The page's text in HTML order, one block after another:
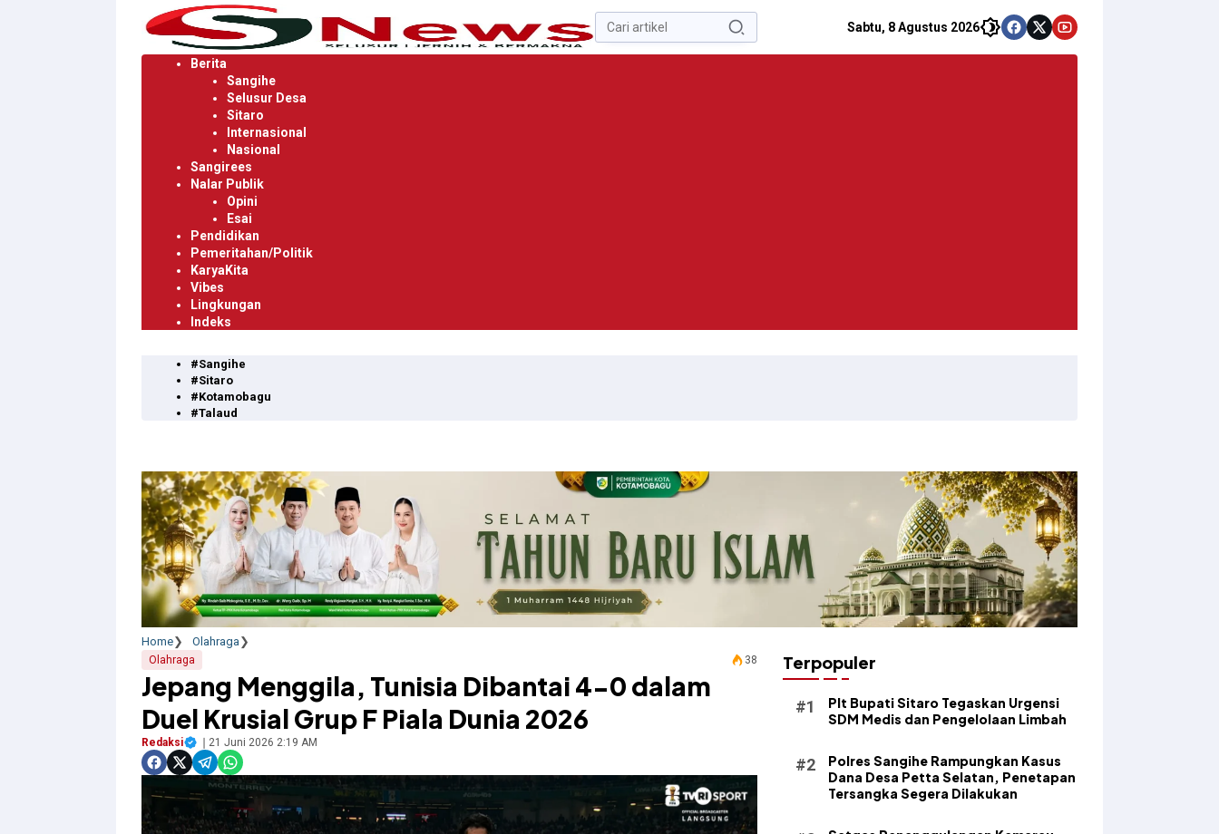
Langsung
Pencarian
untuk:
Sabtu, 8 Agustus 2026
Berita
Sangihe
Selusur Desa
Sitaro
Internasional
Nasional
Sangirees
Nalar Publik
Opini
Esai
Pendidikan
Pemeritahan/Politik
KaryaKita
Vibes
Lingkungan
Indeks
#Sangihe
#Sitaro
#Kotamobagu
#Talaud
Home Olahraga
Olahraga 38
Jepang Menggila, Tunisia Dibantai 4-0 dalam
Duel Krusial Grup F Piala Dunia 2026
Redaksi 21 Juni 2026 2:19 AM
Terpopuler
​Plt Bupati Sitaro Tegaskan Urgensi
SDM Medis dan Pengelolaan Limbah
Polres Sangihe Rampungkan Kasus
Dana Desa Petta Selatan, Penetapan
Tersangka Segera Dilakukan